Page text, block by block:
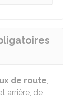
de route,
arrière, de